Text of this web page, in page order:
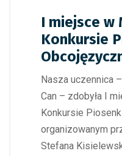
I miejsce w
Konkursie
Nasza uczennica
Can – zdobyła I
Konkursie
organizowanym
Stefana